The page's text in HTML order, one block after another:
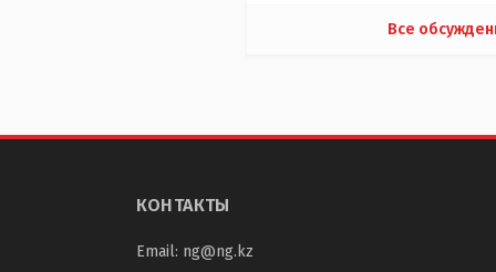
Все
КОНТАКТЫ
Email: ng@ng.kz